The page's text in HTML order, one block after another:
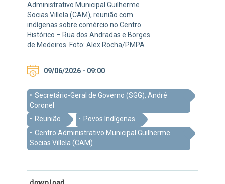
Administrativo Municipal Guilherme
Socias Villela (CAM), reunião com
indígenas sobre comércio no Centro
Histórico – Rua dos Andradas e Borges
de Medeiros. Foto: Alex Rocha/PMPA
09/06/2026 - 09:00
Secretário-Geral de Governo (SGG), André
Coronel
Reunião
Povos Indígenas
Centro Administrativo Municipal Guilherme
Socias Villela (CAM)